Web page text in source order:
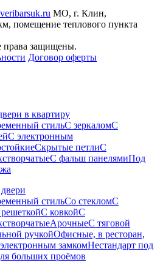
МО, г. Клин,
помещение теплового пункта
права защищены.
Договор оферты
в квартиру
стильС зеркаломС
С электронным
Скрытые петлиС
С фальш панелямиПод
стильСо стекломС
С ковкойС
АрочныеС тяговой
ручкойОфисные, в ресторан,
замкомНестандарт под
больших проёмов